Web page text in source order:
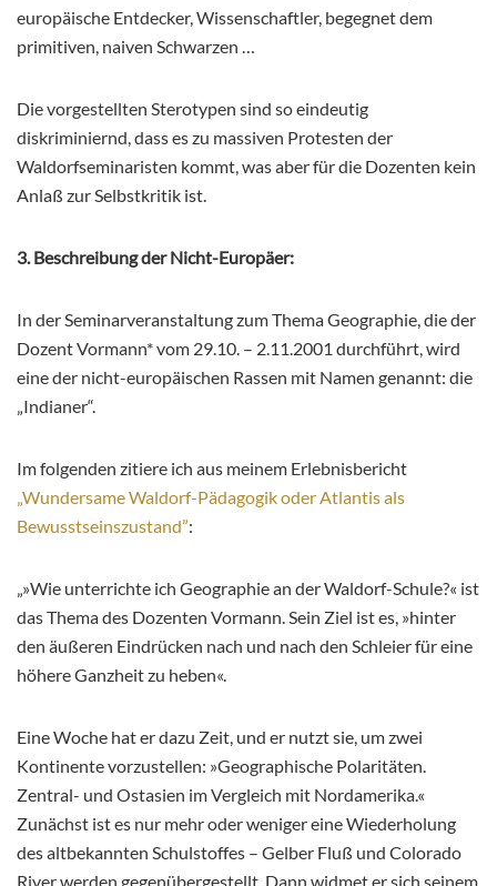
europäische Entdecker, Wissenschaftler, begegnet dem
primitiven, naiven Schwarzen …
Die vorgestellten Sterotypen sind so eindeutig
diskriminiernd, dass es zu massiven Protesten der
Waldorfseminaristen kommt, was aber für die Dozenten kein
Anlaß zur Selbstkritik ist.
3. Beschreibung der Nicht-Europäer:
In der Seminarveranstaltung zum Thema Geographie, die der
Dozent Vormann* vom 29.10. – 2.11.2001 durchführt, wird
eine der nicht-europäischen Rassen mit Namen genannt: die
„Indianer“.
Im folgenden zitiere ich aus meinem Erlebnisbericht
„Wundersame Waldorf-Pädagogik oder Atlantis als
Bewusstseinszustand”:
„»Wie unterrichte ich Geographie an der Waldorf-Schule?« ist
das Thema des Dozenten Vormann. Sein Ziel ist es, »hinter
den äußeren Eindrücken nach und nach den Schleier für eine
höhere Ganzheit zu heben«.
Eine Woche hat er dazu Zeit, und er nutzt sie, um zwei
Kontinente vorzustellen: »Geographische Polaritäten.
Zentral- und Ostasien im Vergleich mit Nordamerika.«
Zunächst ist es nur mehr oder weniger eine Wiederholung
des altbekannten Schulstoffes – Gelber Fluß und Colorado
River werden gegenübergestellt. Dann widmet er sich seinem